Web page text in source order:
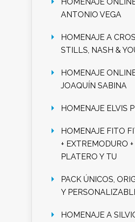
ANTONIO VEGA
HOMENAJE A
STILLS, NASH &
HOMENAJE
JOAQUÍN SABINA
HOMENAJE ELVIS
HOMENAJE FITO
+ EXTREMODURO +
PLATERO Y TU
PACK ÚNICOS,
Y
HOMENAJE A